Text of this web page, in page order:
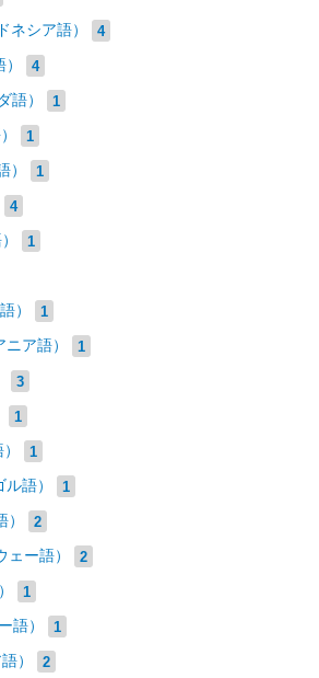
ネシア語） 4
4
語） 1
1
） 1
4
1
） 1
ア語） 1
3
1
1
語） 1
2
ー語） 2
1
語） 1
） 2